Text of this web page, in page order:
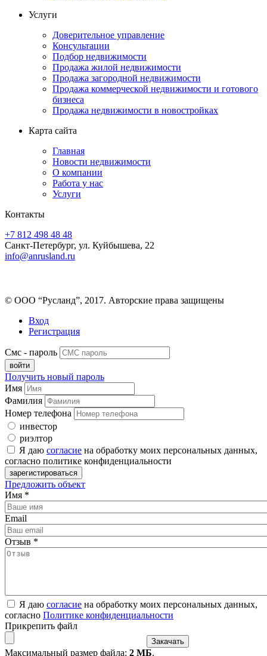
Услуги
Доверительное управление
Консультации
Подбор недвижимости
Продажа жилой недвижимости
Продажа загородной недвижимости
Продажа коммерческой недвижимости и готового
бизнеса
Продажа недвижимости в новостройках
Карта сайта
Главная
Новости недвижимости
О компании
Работа у нас
Услуги
Контакты
+7 812 498 48 48
Санкт-Петербург, ул. Куйбышева, 22
info@anrusland.ru
© ООО “Русланд”, 2017. Авторские права защищены
Вход
Регистрация
Смс - пароль
Получить новый пароль
Имя
Фамилия
Номер телефона
инвестор
риэлтор
Я даю согласие на обработку моих персональных данных,
согласно политике конфиденциальности
Предложить объект
Имя *
Email
Отзыв *
Я даю согласие на обработку моих персональных данных,
согласно Политике конфиденциальности
Прикрепить файл
Максимальный размер файла: 2 МБ.